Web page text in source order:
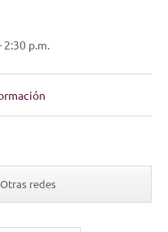
p.m.
Otras redes